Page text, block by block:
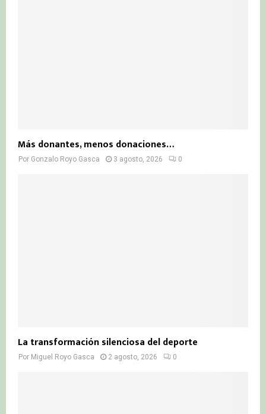
Más donantes, menos donaciones…
Por Gonzalo Royo Gasca 3 agosto, 2026 0
La transformación silenciosa del deporte
Por Miguel Royo Gasca 2 agosto, 2026 0